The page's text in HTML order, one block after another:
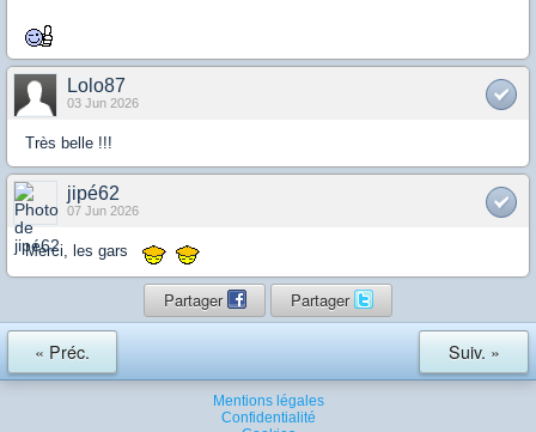
Lolo87
03 Jun 2026
Très belle !!!
jipé62
07 Jun 2026
Merci, les gars
Partager Partager
« Préc. Suiv. »
Mentions légales
Confidentialité